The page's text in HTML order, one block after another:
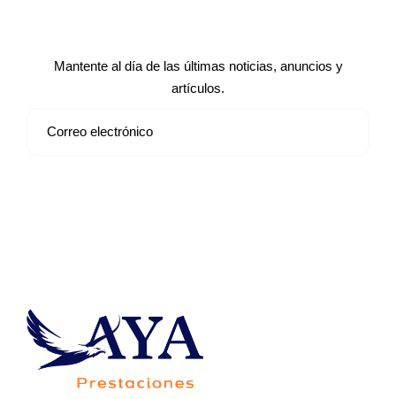
Mantente al día de las últimas noticias, anuncios y
artículos.